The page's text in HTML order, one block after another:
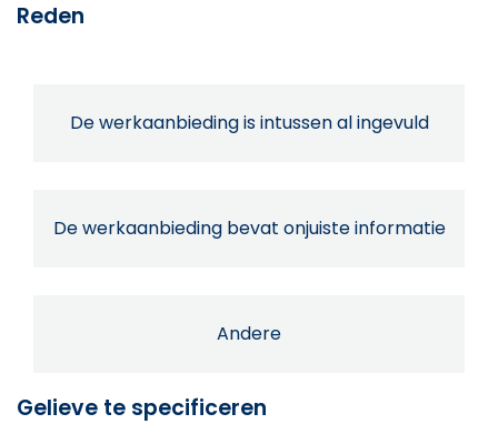
Reden
De werkaanbieding is intussen al ingevuld
De werkaanbieding bevat onjuiste informatie
Andere
Gelieve te specificeren